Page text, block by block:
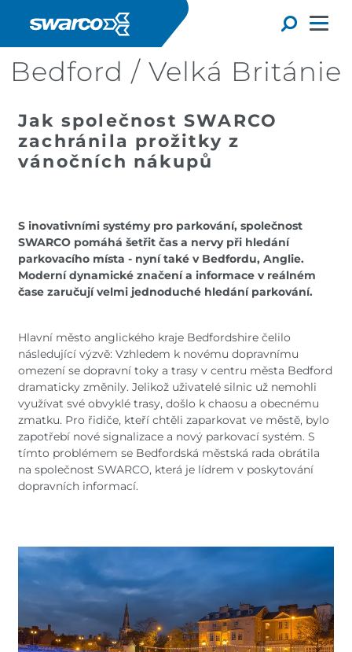
Toggle
Dansk
Suomi
Magyar
Español
Choose your country:
Austria
Armenia
Belgium
Bulgaria
Chile
Czech Republic
Finland
France
Germany
Greece
Iceland
Italy
Jamaica
Latvia
Moldavia
Switzerland
Turkey
Kosovo
United States of
America
Other Europe
Rest of the
Bedford / Velká Británie
Jak společnost SWARCO
zachránila prožitky z
vánočních nákupů
S inovativními systémy pro parkování, společnost
SWARCO pomáhá šetřit čas a nervy při hledání
parkovacího místa - nyní také v Bedfordu, Anglie.
Moderní dynamické značení a informace v reálném
čase zaručují velmi jednoduché hledání parkování.
Hlavní město anglického kraje Bedfordshire čelilo
následující výzvě: Vzhledem k novému dopravnímu
omezení se dopravní toky a trasy v centru města Bedford
dramaticky změnily. Jelikož uživatelé silnic už nemohli
využívat své obvyklé trasy, došlo k chaosu a obecnému
zmatku. Pro řidiče, kteří chtěli zaparkovat ve městě, bylo
zapotřebí nové signalizace a nový parkovací systém. S
tímto problémem se Bedfordská městská rada obrátila
na společnost SWARCO, která je lídrem v poskytování
dopravních informací.